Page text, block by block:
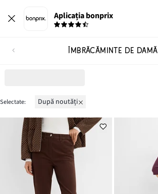
Aplicația bonprix
ÎMBRĂCĂMINTE DE DAMĂ
Selectate: după noutăți